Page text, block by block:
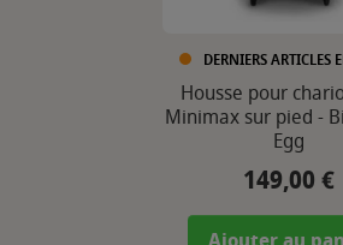
DERNIERS ARTICLES
Housse pour
Minimax sur pied -
Egg
Prix
149,00 €